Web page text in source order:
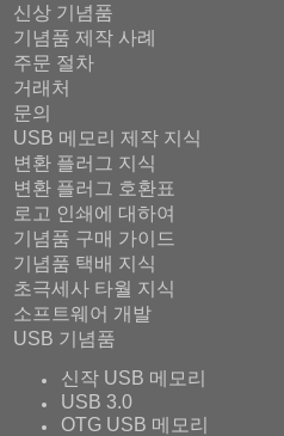
신상 기념품
기념품 제작 사례
주문 절차
거래처
문의
USB 메모리 제작 지식
변환 플러그 지식
변환 플러그 호환표
로고 인쇄에 대하여
기념품 구매 가이드
기념품 택배 지식
초극세사 타월 지식
소프트웨어 개발
USB 기념품
신작 USB 메모리
USB 3.0
OTG USB 메모리